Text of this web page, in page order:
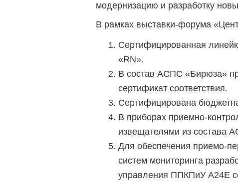
модернизацию и разработку
В рамках выставки-форума
Сертифицированная
«RN».
В состав АСПС «Бирюза»
сертификат соответствия.
Сертифицирована
В приборах приемно-
извещателями из состава
Для обеспечения приемо-
систем мониторинга
управления ППКПиУ А24Е